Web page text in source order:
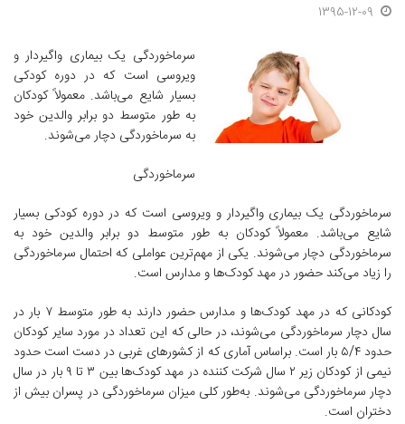
1395-12-09
سرماخوردگی یک بیماری واگیردار و
ویروسی است که در دوره کودکی
بسیار شایع می‌باشد. معمولاً کودکان
به طور متوسط دو برابر والدین خود
به سرماخوردگی دچار می‌شوند.
سرماخوردگی
سرماخوردگی یک بیماری واگیردار و ویروسی است که در دوره کودکی بسیار
شایع می‌باشد. معمولاً کودکان به طور متوسط دو برابر والدین خود به
سرماخوردگی دچار می‌شوند. یکی از مهم‌ترین عواملی که احتمال سرماخوردگی
را زیاد می‌کند حضور در مهد کودک‌ها و مدارس است.
کودکانی که در مهد کودک‌ها و مدارس حضور دارند به طور متوسط ۷ بار در
سال دچار سرماخوردگی می‌شوند، در حالی که این تعداد در مورد سایر کودکان
حدود ۵/۴ بار است. براساس آماری که از کشورهای غربی در دست است حدود
نیمی از کودکان زیر ۲ سال شرکت کننده در مهد کودک‌ها بین ۳ تا ۹ بار در سال
دچار سرماخوردگی می‌شوند. به‌طور کلی میزان سرماخوردگی در پسران بیش از
دختران است.